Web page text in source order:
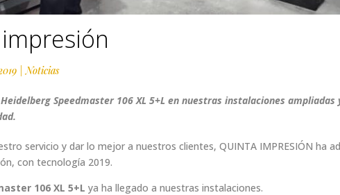
Noticias
Speedmaster 106 XL 5+L en nuestras instalaciones ampliadas
servicio y dar lo mejor a nuestros clientes, QUINTA IMPRESIÓN ha
con tecnología 2019.
106 XL 5+L ya ha llegado a nuestras instalaciones.